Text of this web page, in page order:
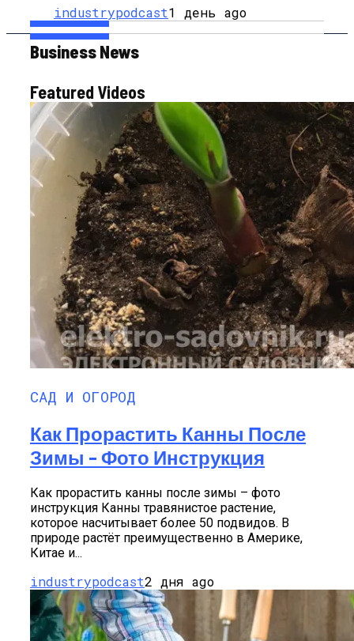
industrypodcast1 день ago
Business News
Featured Videos
САД И ОГОРОД
Как Прорастить Канны После
Зимы – Фото Инструкция
Как прорастить канны после зимы – фото
инструкция Канны травянистое растение,
которое насчитывает более 50 подвидов. В
природе растёт преимущественно в Америке,
Китае и...
industrypodcast2 дня ago